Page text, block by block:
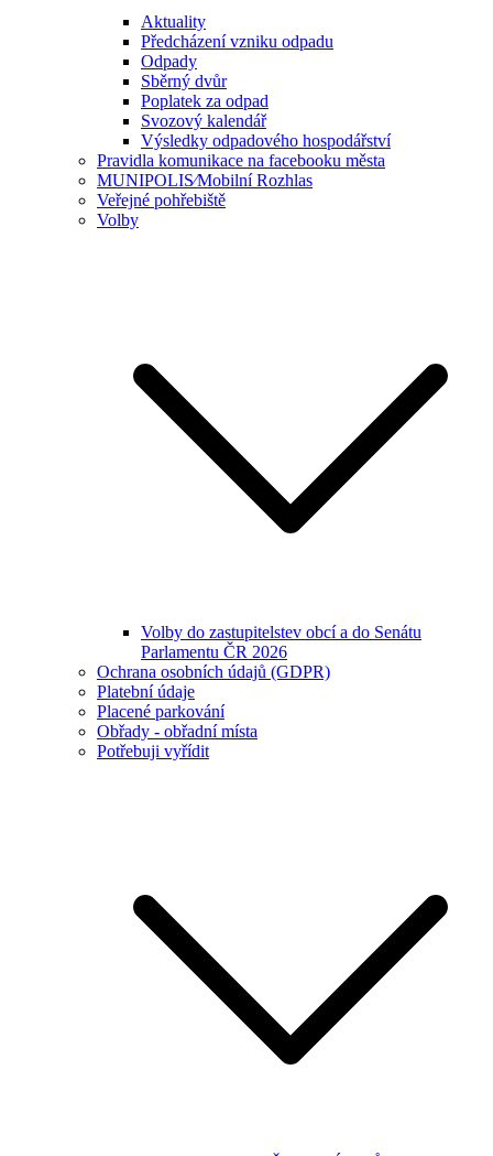
Aktuality
Předcházení vzniku odpadu
Odpady
Sběrný dvůr
Poplatek za odpad
Svozový kalendář
Výsledky odpadového hospodářství
Pravidla komunikace na facebooku města
MUNIPOLIS⁄Mobilní Rozhlas
Veřejné pohřebiště
Volby
Volby do zastupitelstev obcí a do Senátu
Parlamentu ČR 2026
Ochrana osobních údajů (GDPR)
Platební údaje
Placené parkování
Obřady - obřadní místa
Potřebuji vyřídit